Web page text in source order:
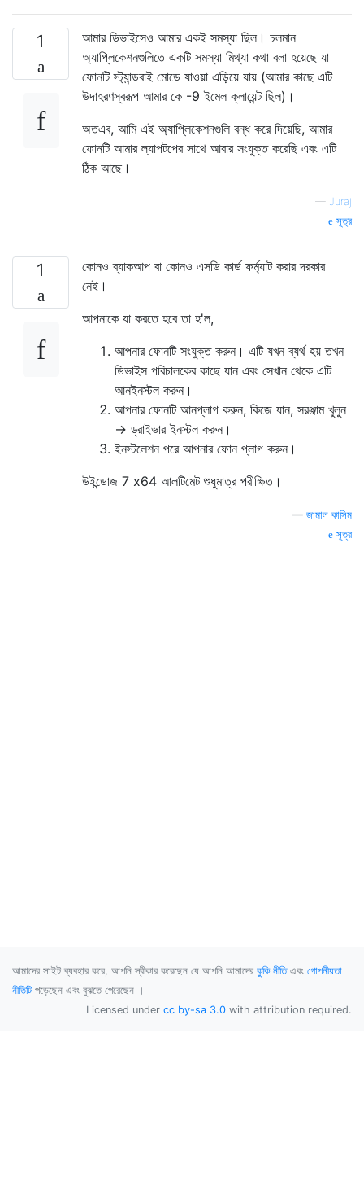
1
আমার ডিভাইসেও আমার একই সমস্যা ছিল। চলমান
অ্যাপ্লিকেশনগুলিতে একটি সমস্যা মিথ্যা কথা বলা হয়েছে যা
ফোনটি স্ট্যান্ডবাই মোডে যাওয়া এড়িয়ে যায় (আমার কাছে এটি
উদাহরণস্বরূপ আমার কে -9 ইমেল ক্লায়েন্ট ছিল)।
অতএব, আমি এই অ্যাপ্লিকেশনগুলি বন্ধ করে দিয়েছি, আমার
ফোনটি আমার ল্যাপটপের সাথে আবার সংযুক্ত করেছি এবং এটি
ঠিক আছে।
— Juraj
সূত্র
1
কোনও ব্যাকআপ বা কোনও এসডি কার্ড ফর্ম্যাট করার দরকার
নেই।
আপনাকে যা করতে হবে তা হ'ল,
আপনার ফোনটি সংযুক্ত করুন। এটি যখন ব্যর্থ হয় তখন
ডিভাইস পরিচালকের কাছে যান এবং সেখান থেকে এটি
আনইনস্টল করুন।
আপনার ফোনটি আনপ্লাগ করুন, কিজে যান, সরঞ্জাম খুলুন
→ ড্রাইভার ইনস্টল করুন।
ইনস্টলেশন পরে আপনার ফোন প্লাগ করুন।
উইন্ডোজ 7 x64 আলটিমেট শুধুমাত্র পরীক্ষিত।
জামাল কাসিম
সূত্র
আমাদের সাইট ব্যবহার করে, আপনি স্বীকার করেছেন যে আপনি আমাদের কুকি নীতিএবং গোপনীয়তা
নীতিটি পড়েছেন এবং বুঝতে পেরেছেন ।
Licensed under cc by-sa 3.0 with attribution required.